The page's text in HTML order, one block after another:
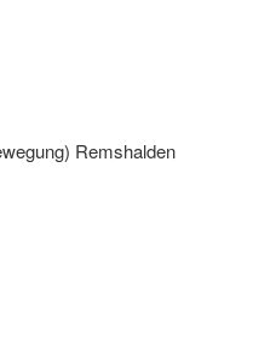
Remshalden